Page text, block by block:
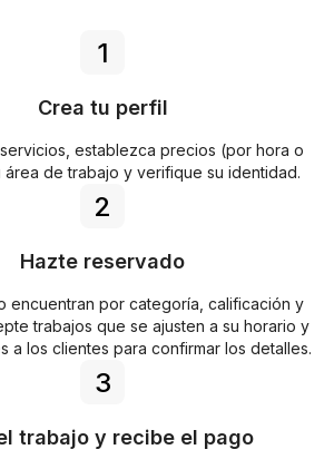
1
Crea tu perfil
establezca precios (por hora o
área de trabajo y verifique su identidad.
2
Hazte reservado
encuentran por categoría, calificación y
trabajos que se ajusten a su horario y
a los clientes para confirmar los detalles.
3
trabajo y recibe el pago